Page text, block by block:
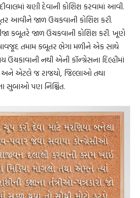
ચણી દેવાની કોશિશ કરવામાં આવી.
આવીને જાળ ઉંચકવાની કોશિશ કરી.
કબૂતરે જાળ ઉંચકવાની કોશિશ કરી. ખૂણે
તમામ કબૂતર ભેગા મળીને એક સાથે
ઉંચકાવાની નથી એની કૉન્ગ્રેસના દિલ્હીમાં
એટલે જ રાજયો, જિલ્લાઓ તથા
સુબાઓ પણ નિશ્ચિંત.